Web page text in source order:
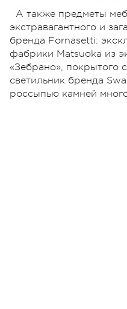
А также предметы
экстравагантного и
бренда Fornasetti:
фабрики Matsuoka из
«Зебрано», покрытого
светильник бренда
россыпью камней